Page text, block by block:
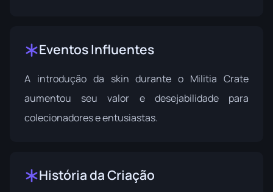
Eventos Influentes
A introdução da skin durante o Militia Crate
aumentou seu valor e desejabilidade para
colecionadores e entusiastas.
História da Criação